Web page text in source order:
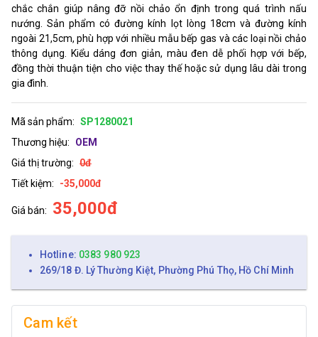
chắc chắn giúp nâng đỡ nồi chảo ổn định trong quá trình nấu
nướng. Sản phẩm có đường kính lọt lòng 18cm và đường kính
ngoài 21,5cm, phù hợp với nhiều mẫu bếp gas và các loại nồi chảo
thông dụng. Kiểu dáng đơn giản, màu đen dễ phối hợp với bếp,
đồng thời thuận tiện cho việc thay thế hoặc sử dụng lâu dài trong
gia đình.
Mã sản phẩm: SP1280021
Thương hiệu:
OEM
Giá thị trường: 0đ
Tiết kiệm:
-35,000đ
Giá bán: 35,000đ
Hotline: 0383 980 923
269/18 Đ. Lý Thường Kiệt, Phường Phú Thọ, Hồ Chí Minh
Cam kết